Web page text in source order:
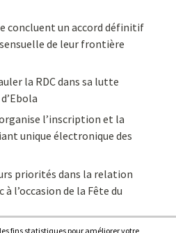
concluent un accord définitif
de leur frontière
la RDC dans sa lutte
l’inscription et la
unique électronique des
priorités dans la relation
l’occasion de la Fête du
fins statistiques pour améliorer votre